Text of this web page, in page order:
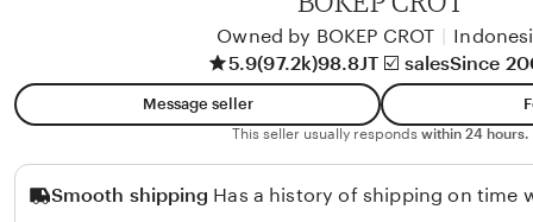
l
o
Owned by BOKEP CROT
5.9(97.2k)98.8JT ☑️ salesSince
Message seller
This seller usually responds within 24 hours.
Smooth shipping Has a history of shipping on time